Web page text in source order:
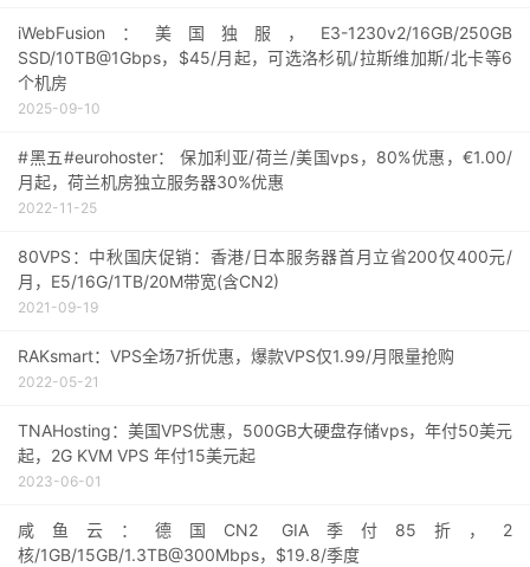
iWebFusion：美国独服，E3-1230v2/16GB/250GB
SSD/10TB@1Gbps，$45/月起，可选洛杉矶/拉斯维加斯/北卡等6
个机房
2025-09-10
#黑五#eurohoster： 保加利亚/荷兰/美国vps，80%优惠，€1.00/
月起，荷兰机房独立服务器30%优惠
2022-11-25
80VPS：中秋国庆促销：香港/日本服务器首月立省200仅400元/
月，E5/16G/1TB/20M带宽(含CN2)
2021-09-19
RAKsmart：VPS全场7折优惠，爆款VPS仅1.99/月限量抢购
2022-05-21
TNAHosting：美国VPS优惠，500GB大硬盘存储vps，年付50美元
起，2G KVM VPS 年付15美元起
2023-06-01
咸鱼云：德国CN2 GIA季付85折，2
核/1GB/15GB/1.3TB@300Mbps，$19.8/季度